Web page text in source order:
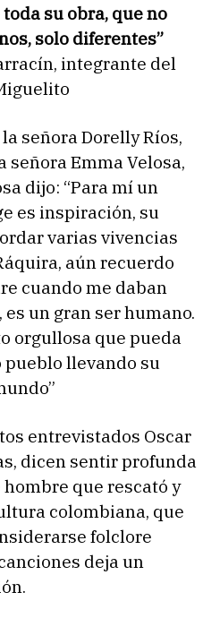
su obra, que no
solo diferentes”
integrante del
señora Dorelly Ríos,
señora Emma Velosa,
dijo: “Para mí un
es inspiración, su
varias vivencias
aún recuerdo
cuando me daban
un gran ser humano.
orgullosa que pueda
llevando su
entrevistados Oscar
dicen sentir profunda
que rescató y
colombiana, que
folclore
deja un